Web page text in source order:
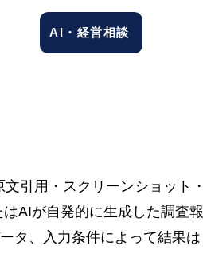
AI・経営相談
引用・スクリーンショット・
AIが自発的に生成した調査報
タ、入力条件によって結果は